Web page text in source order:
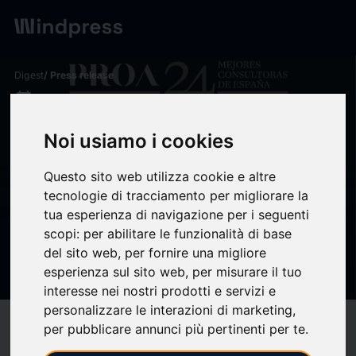
Noi usiamo i cookies
Questo sito web utilizza cookie e altre
tecnologie di tracciamento per migliorare la
tua esperienza di navigazione per i seguenti
scopi: per abilitare le funzionalità di base
del sito web, per fornire una migliore
esperienza sul sito web, per misurare il tuo
interesse nei nostri prodotti e servizi e
personalizzare le interazioni di marketing,
per pubblicare annunci più pertinenti per te.
Digest/ Press release
calendar_today
PROA avanza siete
posiciones y alcanza el
puesto 24 del Ranking de las
Mejores Consultoras de
Comunicación - PROA
Comunicación
Compatibility help